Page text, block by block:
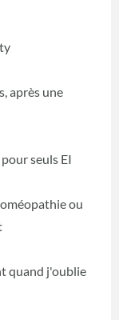
après une
seuls EI
ou
quand j'oublie